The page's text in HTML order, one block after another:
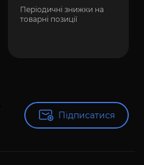
Періодичні знижки на
товарні позиції
Підписатися
Підписатися